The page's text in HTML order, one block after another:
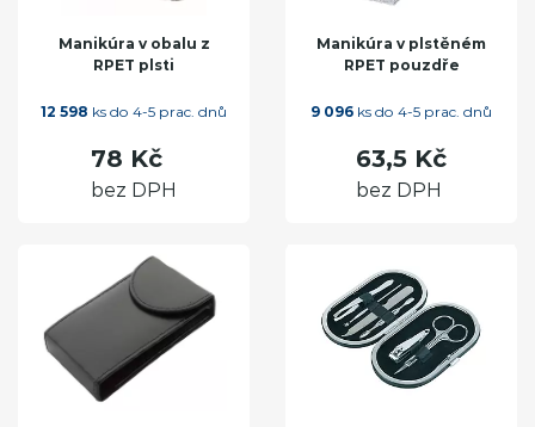
Manikúra v obalu z
RPET plsti
12 598 ks do 4-5 prac. dnů
78 Kč
bez DPH
Manikúra v plstěném
RPET pouzdře
9 096 ks do 4-5 prac. dnů
63,5 Kč
bez DPH